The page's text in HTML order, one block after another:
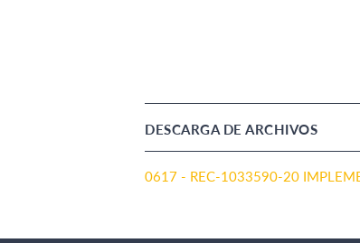
DESCARGA DE ARCHIVOS
0617 - REC-1033590-20